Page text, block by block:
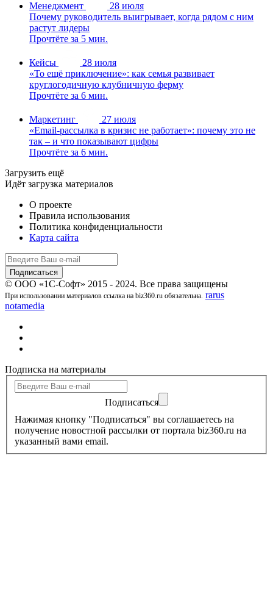
Менеджмент
28 июля
Почему руководитель выигрывает, когда рядом с ним
растут лидеры
Прочтёте за 5 мин.
Кейсы
28 июля
«То ещё приключение»: как семья развивает
круглогодичную клубничную ферму
Прочтёте за 6 мин.
Маркетинг
27 июля
«Email-рассылка в кризис не работает»: почему это не
так – и что показывают цифры
Прочтёте за 6 мин.
Загрузить ещё
Идёт загрузка материалов
О проекте
Правила использования
Политика конфиденциальности
Карта сайта
© ООО «1С-Софт» 2015 - 2024. Все права защищены
При использовании материалов ссылка на biz360.ru обязательна. rarus
notamedia
Подписка на материалы
Подписаться
Нажимая кнопку "Подписаться" вы соглашаетесь на
получение новостной рассылки от портала biz360.ru на
указанный вами email.